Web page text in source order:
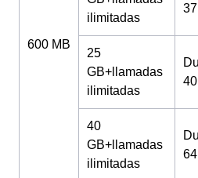
600 MB
ilimitadas
25
GB+llamadas
ilimitadas
40
GB+llamadas
ilimitadas